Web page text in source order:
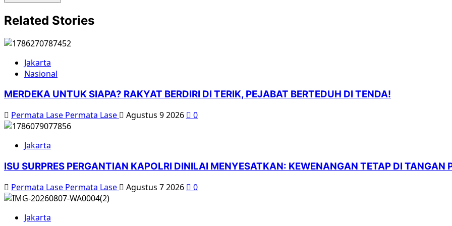
Related Stories
Jakarta
Nasional
MERDEKA UNTUK SIAPA? RAKYAT BERDIRI DI TERIK, PEJABAT BERTEDUH DI TENDA!
Permata Lase Permata Lase Agustus 9 2026 0
Jakarta
ISU SURPRES PERGANTIAN KAPOLRI DINILAI MENYESATKAN: KEWENANGAN TETAP DI TANGAN
Permata Lase Permata Lase Agustus 7 2026 0
Jakarta